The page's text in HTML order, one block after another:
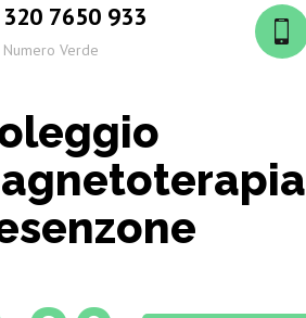
320 7650 933
Numero Verde